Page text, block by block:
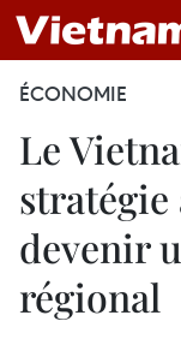
ÉCONOMIE
Le
devenir
régional